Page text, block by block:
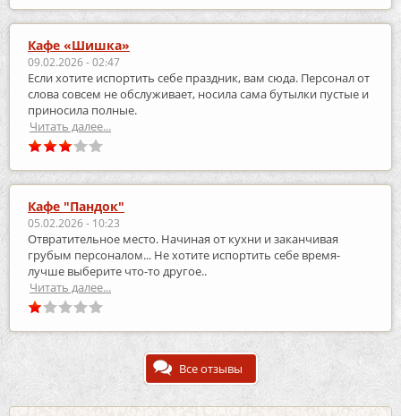
Кафе «Шишка»
09.02.2026 - 02:47
Если хотите испортить себе праздник, вам сюда. Персонал от
слова совсем не обслуживает, носила сама бутылки пустые и
приносила полные.
Читать далее...
Кафе "Пандок"
05.02.2026 - 10:23
Отвратительное место. Начиная от кухни и заканчивая
грубым персоналом... Не хотите испортить себе время-
лучше выберите что-то другое..
Читать далее...
Все отзывы